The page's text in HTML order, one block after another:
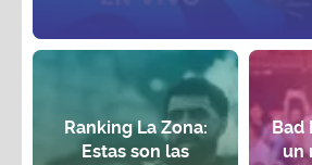
Ranking La Zona:
Estas son las
Bad
un